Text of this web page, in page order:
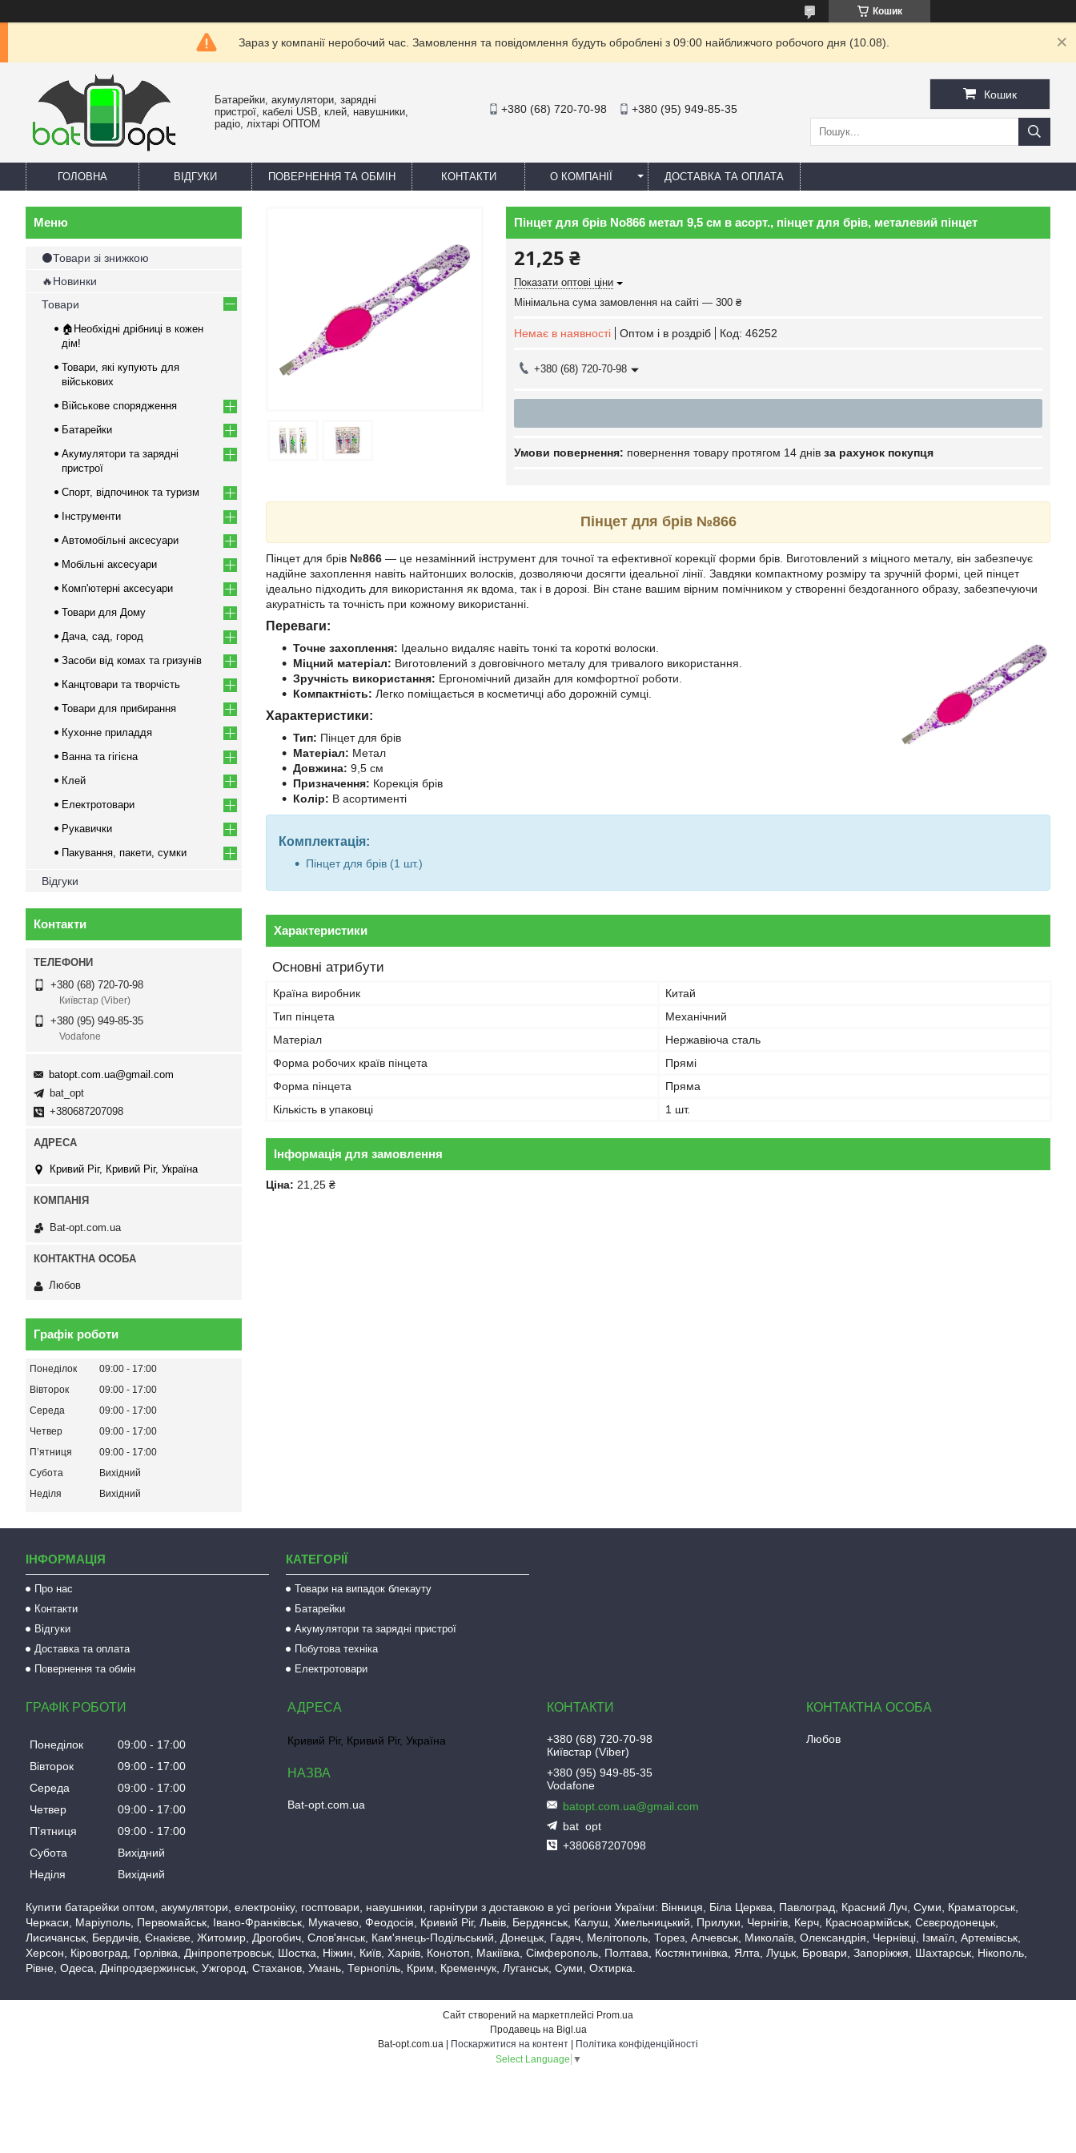
Кошик
Зараз у компанії неробочий час. Замовлення та повідомлення будуть оброблені з 09:00 найближчого робочого дня (10.08).
Батарейки, акумулятори, зарядні
пристрої, кабелі USB, клей, навушники,
радіо, ліхтарі ОПТОМ
+380 (68) 720-70-98 +380 (95) 949-85-35
Кошик
ГОЛОВНА ВІДГУКИ ПОВЕРНЕННЯ ТА ОБМІН КОНТАКТИ О КОМПАНІЇ ДОСТАВКА ТА ОПЛАТА
Пінцет для брів No866 метал 9,5 см в асорт., пінцет для брів, металевий пінцет
21,25 ₴
Показати оптові ціни
Мінімальна сума замовлення на сайті — 300 ₴
Немає в наявності Оптом і в роздріб Код: 46252
+380 (68) 720-70-98
повернення товару протягом 14 днів за рахунок покупця
Пінцет для брів №866
Пінцет для брів №866 — це незамінний інструмент для точної та ефективної корекції форми брів. Виготовлений з міцного металу, він забезпечує
надійне захоплення навіть найтонших волосків, дозволяючи досягти ідеальної лінії. Завдяки компактному розміру та зручній формі, цей пінцет
ідеально підходить для використання як вдома, так і в дорозі. Він стане вашим вірним помічником у створенні бездоганного образу, забезпечуючи
акуратність та точність при кожному використанні.
Переваги:
Точне захоплення: Ідеально видаляє навіть тонкі та короткі волоски.
Міцний матеріал: Виготовлений з довговічного металу для тривалого використання.
Зручність використання: Ергономічний дизайн для комфортної роботи.
Компактність: Легко поміщається в косметичці або дорожній сумці.
Характеристики:
Тип: Пінцет для брів
Матеріал: Метал
Довжина: 9,5 см
Призначення: Корекція брів
Колір: В асортименті
Комплектація:
Пінцет для брів (1 шт.)
Характеристики
Основні атрибути
Країна виробник
Китай
Тип пінцета
Механічний
Матеріал
Нержавіюча сталь
Форма робочих країв пінцета
Прямі
Форма пінцета
Пряма
Кількість в упаковці
1 шт.
Інформація для замовлення
Ціна: 21,25 ₴
⚫Товари зі знижкою
🔥Новинки
Товари
🏠Необхідні дрібниці в кожен
дім!
Товари, які купують для
військових
Військове спорядження
Батарейки
Акумулятори та зарядні
пристрої
Спорт, відпочинок та туризм
Інструменти
Автомобільні аксесуари
Мобільні аксесуари
Комп'ютерні аксесуари
Товари для Дому
Дача, сад, город
Засоби від комах та гризунів
Канцтовари та творчість
Товари для прибирання
Кухонне приладдя
Ванна та гігієна
Клей
Електротовари
Рукавички
Пакування, пакети, сумки
Відгуки
Контакти
+380 (68) 720-70-98
Київстар (Viber)
+380 (95) 949-85-35
Vodafone
batopt.com.ua@gmail.com
bat_opt
+380687207098
Кривий Ріг, Кривий Ріг, Україна
Bat-opt.com.ua
Любов
Графік роботи
Понеділок 09:00
17:00
Вівторок
09:00
17:00
Середа
09:00
17:00
Четвер
09:00
17:00
Пʼятниця
09:00
17:00
Субота
Вихідний
Неділя
Вихідний
ІНФОРМАЦІЯ
Про нас
Контакти
Відгуки
Доставка та оплата
Повернення та обмін
КАТЕГОРІЇ
Товари на випадок блекауту
Батарейки
Акумулятори та зарядні пристрої
Побутова техніка
Електротовари
ГРАФІК РОБОТИ
Понеділок 09:00
17:00
Вівторок
09:00
17:00
Середа
09:00
17:00
Четвер
09:00
17:00
Пʼятниця
09:00
17:00
Субота
Вихідний
Неділя
Вихідний
Кривий Ріг, Кривий Ріг, Україна
Bat-opt.com.ua
+380 (68) 720-70-98
Київстар (Viber)
+380 (95) 949-85-35
Vodafone
batopt.com.ua@gmail.com
bat_opt
+380687207098
Любов
Купити батарейки оптом, акумулятори, електроніку, госптовари, навушники, гарнітури з доставкою в усі регіони України: Вінниця, Біла Церква, Павлоград, Красний Луч, Суми, Краматорськ,
Черкаси, Маріуполь, Первомайськ, Івано-Франківськ, Мукачево, Феодосія, Кривий Ріг, Львів, Бердянськ, Калуш, Хмельницький, Прилуки, Чернігів, Керч, Красноармійськ, Сєвєродонецьк,
Лисичанськ, Бердичів, Єнакієве, Житомир, Дрогобич, Слов'янськ, Кам'янець-Подільський, Донецьк, Гадяч, Мелітополь, Торез, Алчевськ, Миколаїв, Олександрія, Чернівці, Ізмаїл, Артемівськ,
Херсон, Кіровоград, Горлівка, Дніпропетровськ, Шостка, Ніжин, Київ, Харків, Конотоп, Макіївка, Сімферополь, Полтава, Костянтинівка, Ялта, Луцьк, Бровари, Запоріжжя, Шахтарськ, Нікополь,
Рівне, Одеса, Дніпродзержинськ, Ужгород, Стаханов, Умань, Тернопіль, Крим, Кременчук, Луганськ, Суми, Охтирка.
Сайт створений на маркетплейсі Prom.ua
Продавець на Bigl.ua
Поскаржитися на контент
Політика конфіденційності
Select Language ▼